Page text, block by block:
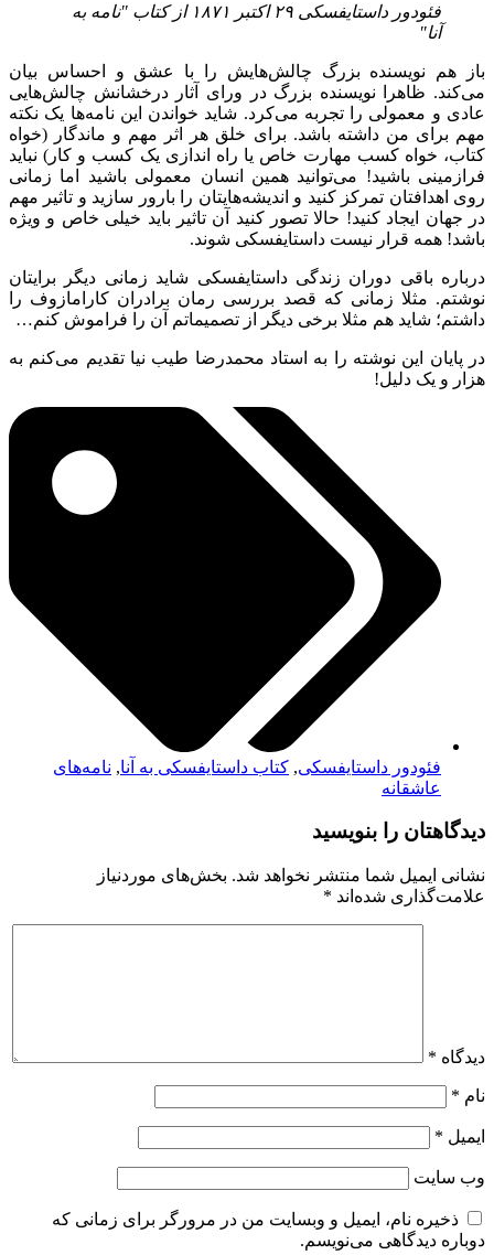
فئودور داستایفسکی ۲۹ اکتبر ۱۸۷۱ از کتاب "نامه به
آنا"
باز هم نویسنده بزرگ چالش‌هایش را با عشق و احساس بیان
می‌کند. ظاهرا نویسنده بزرگ در ورای آثار درخشانش چالش‌هایی
عادی و معمولی را تجربه ‌می‌کرد. شاید خواندن این نامه‌ها یک نکته
مهم برای من داشته باشد. برای خلق هر اثر مهم و ماندگار (خواه
کتاب، خواه کسب مهارت خاص یا راه اندازی یک کسب و کار) نباید
فرازمینی باشید! می‌توانید همین انسان معمولی باشید اما زمانی
روی اهدافتان تمرکز کنید و اندیشه‌هایتان را بارور سازید و تاثیر مهم
در جهان ایجاد کنید! حالا تصور کنید آن تاثیر باید خیلی خاص و ویژه
باشد! همه قرار نیست داستایفسکی شوند.
درباره باقی دوران زندگی داستایفسکی شاید زمانی دیگر برایتان
نوشتم. مثلا زمانی که قصد بررسی رمان برادران کارامازوف را
داشتم؛ شاید هم مثلا برخی دیگر از تصمیماتم آن را فراموش کنم…
در پایان این نوشته را به استاد محمدرضا طیب نیا تقدیم می‌کنم به
هزار و یک دلیل!
فئودور داستایفسکی, کتاب داستایفسکی به آنا, نامه‌های
عاشقانه
دیدگاهتان را بنویسید
نشانی ایمیل شما منتشر نخواهد شد. بخش‌های موردنیاز
علامت‌گذاری شده‌اند *
دیدگاه *
نام *
ایمیل *
وب‌ سایت
ذخیره نام، ایمیل و وبسایت من در مرورگر برای زمانی که
دوباره دیدگاهی می‌نویسم.